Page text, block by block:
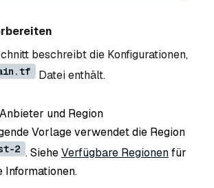
beschreibt die Konfigurationen,
Datei enthält.
und Region
Vorlage verwendet die Region
2 . SieheVerfügbare Regionenfür
Informationen.